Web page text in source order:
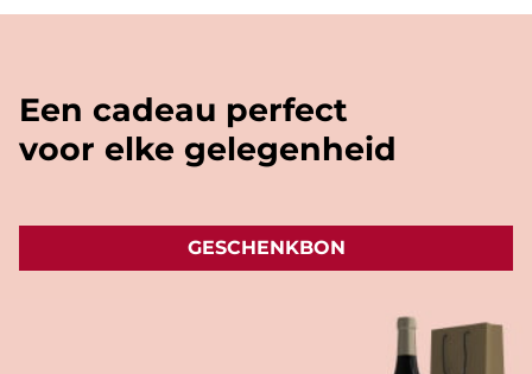
Een cadeau perfect
voor elke gelegenheid
GESCHENKBON